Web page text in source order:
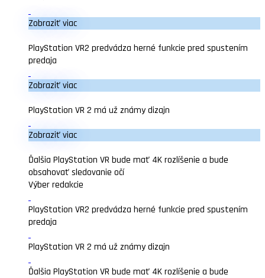
Zobraziť viac
PlayStation VR2 predvádza herné funkcie pred spustením
predaja
Zobraziť viac
PlayStation VR 2 má už známy dizajn
Zobraziť viac
Ďalšia PlayStation VR bude mať 4K rozlíšenie a bude
obsahovať sledovanie očí
Výber redakcie
PlayStation VR2 predvádza herné funkcie pred spustením
predaja
PlayStation VR 2 má už známy dizajn
Ďalšia PlayStation VR bude mať 4K rozlíšenie a bude